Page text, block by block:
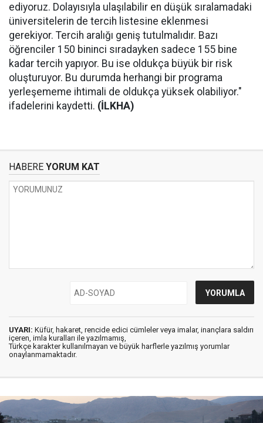
ediyoruz. Dolayısıyla ulaşılabilir en düşük sıralamadaki
üniversitelerin de tercih listesine eklenmesi
gerekiyor. Tercih aralığı geniş tutulmalıdır. Bazı
öğrenciler 150 bininci sıradayken sadece 155 bine
kadar tercih yapıyor. Bu ise oldukça büyük bir risk
oluşturuyor. Bu durumda herhangi bir programa
yerleşememe ihtimali de oldukça yüksek olabiliyor."
ifadelerini kaydetti. (İLKHA)
HABERE YORUM KAT
UYARI: Küfür, hakaret, rencide edici cümleler veya imalar, inançlara saldırı
içeren, imla kuralları ile yazılmamış,
Türkçe karakter kullanılmayan ve büyük harflerle yazılmış yorumlar
onaylanmamaktadır.